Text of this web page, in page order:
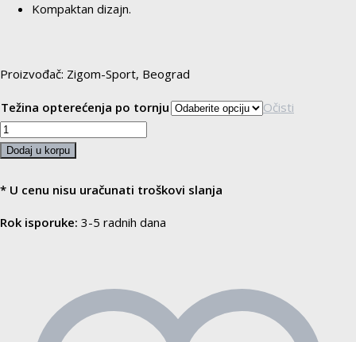
Kompaktan dizajn.
Proizvođač: Zigom-Sport, Beograd
Težina opterećenja po tornju
Očisti
DAP
MAŠINA
ZIGOM
Dodaj u korpu
* U cenu nisu uračunati troškovi slanja
Rok isporuke: 3-5 radnih dana